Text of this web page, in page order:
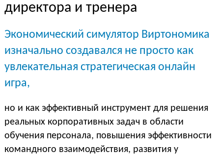
директора и тренера
Экономический симулятор Виртономика
изначально создавался не просто как
увлекательная стратегическая онлайн
игра,
но и как эффективный инструмент для решения
реальных корпоративных задач в области
обучения персонала, повышения эффективности
командного взаимодействия, развития у